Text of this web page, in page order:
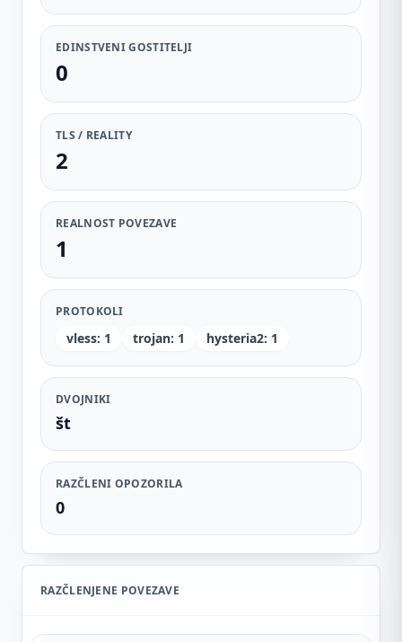
EDINSTVENI GOSTITELJI
0
TLS / REALITY
2
REALNOST POVEZAVE
1
PROTOKOLI
vless: 1 trojan: 1 hysteria2: 1
DVOJNIKI
št
RAZČLENI OPOZORILA
0
RAZČLENJENE POVEZAVE